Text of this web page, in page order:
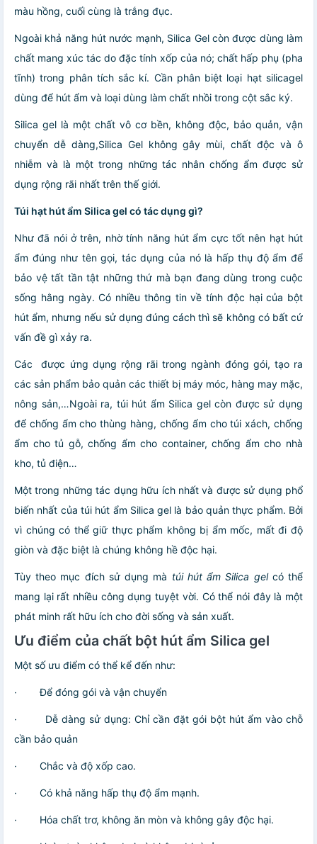
màu hồng, cuối cùng là trắng đục.
Ngoài khả năng hút nước mạnh, Silica Gel còn được dùng làm
chất mang xúc tác do đặc tính xốp của nó; chất hấp phụ (pha
tĩnh) trong phân tích sắc kí. Cần phân biệt loại hạt silicagel
dùng để hút ẩm và loại dùng làm chất nhồi trong cột sắc ký.
Silica gel là một chất vô cơ bền, không độc, bảo quản, vận
chuyển dễ dàng,Silica Gel không gây mùi, chất độc và ô
nhiễm và là một trong những tác nhân chống ẩm được sử
dụng rộng rãi nhất trên thế giới.
Túi hạt hút ẩm Silica gel có tác dụng gì?
Như đã nói ở trên, nhờ tính năng hút ẩm cực tốt nên hạt hút
ẩm đúng như tên gọi, tác dụng của nó là hấp thụ độ ẩm để
bảo vệ tất tần tật những thứ mà bạn đang dùng trong cuộc
sống hằng ngày. Có nhiều thông tin về tính độc hại của bột
hút ẩm, nhưng nếu sử dụng đúng cách thì sẽ không có bất cứ
vấn đề gì xảy ra.
Các được ứng dụng rộng rãi trong ngành đóng gói, tạo ra
các sản phẩm bảo quản các thiết bị máy móc, hàng may mặc,
nông sản,…Ngoài ra, túi hút ẩm Silica gel còn được sử dụng
để chống ẩm cho thùng hàng, chống ẩm cho túi xách, chống
ẩm cho tủ gỗ, chống ẩm cho container, chống ẩm cho nhà
kho, tủ điện…
Một trong những tác dụng hữu ích nhất và được sử dụng phổ
biến nhất của túi hút ẩm Silica gel là bảo quản thực phẩm. Bởi
vì chúng có thể giữ thực phẩm không bị ẩm mốc, mất đi độ
giòn và đặc biệt là chúng không hề độc hại.
Tùy theo mục đích sử dụng mà túi hút ẩm Silica gel có thể
mang lại rất nhiều công dụng tuyệt vời. Có thể nói đây là một
phát minh rất hữu ích cho đời sống và sản xuất.
Ưu điểm của chất bột hút ẩm Silica gel
Một số ưu điểm có thể kể đến như:
· Để đóng gói và vận chuyển
·
Dễ dàng sử dụng: Chỉ cần đặt gói bột hút ẩm vào chỗ
cần bảo quản
· Chắc và độ xốp cao.
· Có khả năng hấp thụ độ ẩm mạnh.
· Hóa chất trơ, không ăn mòn và không gây độc hại.